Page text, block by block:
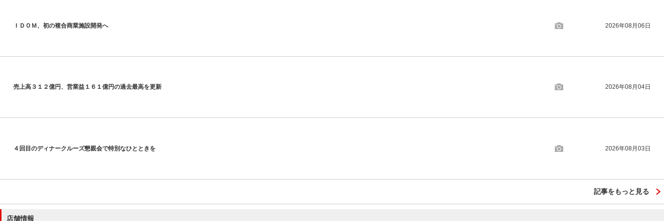
ＩＤＯＭ、初の複合商業施設開発へ 2026年08月06日
売上高３１２億円、営業益１６１億円の過去最高を更新 2026年08月04日
４回目のディナークルーズ懇親会で特別なひとときを 2026年08月03日
記事をもっと見る
店舗情報